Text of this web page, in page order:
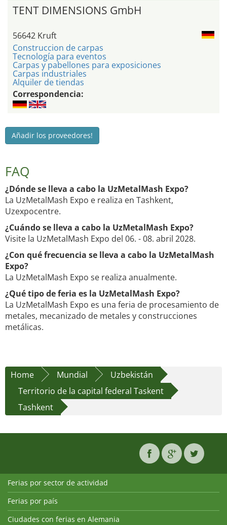
TENT DIMENSIONS GmbH
56642 Kruft
Construccion de carpas
Tecnología para eventos
Carpas y pabellones para exposiciones
Carpas industriales
Alquiler de tiendas
Correspondencia:
Añadir los proveedores!
FAQ
¿Dónde se lleva a cabo la UzMetalMash Expo?
La UzMetalMash Expo e realiza en Tashkent,
Uzexpocentre.
¿Cuándo se lleva a cabo la UzMetalMash Expo?
Visite la UzMetalMash Expo del 06. - 08. abril 2028.
¿Con qué frecuencia se lleva a cabo la UzMetalMash
Expo?
La UzMetalMash Expo se realiza anualmente.
¿Qué tipo de feria es la UzMetalMash Expo?
La UzMetalMash Expo es una feria de procesamiento de
metales, mecanizado de metales y construcciones
metálicas.
Home Mundial
Uzbekistán
Territorio de la capital federal Taskent
Tashkent
Ferias por sector de actividad
Ferias por país
Ciudades con ferias en Alemania